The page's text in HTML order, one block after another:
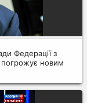
Федерації з
погрожує новим